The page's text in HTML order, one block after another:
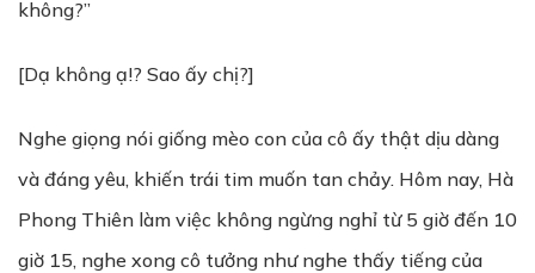
không?”
[Dạ không ạ!? Sao ấy chị?]
Nghe giọng nói giống mèo con của cô ấy thật dịu dàng
và đáng yêu, khiến trái tim muốn tan chảy. Hôm nay, Hà
Phong Thiên làm việc không ngừng nghỉ từ 5 giờ đến 10
giờ 15, nghe xong cô tưởng như nghe thấy tiếng của